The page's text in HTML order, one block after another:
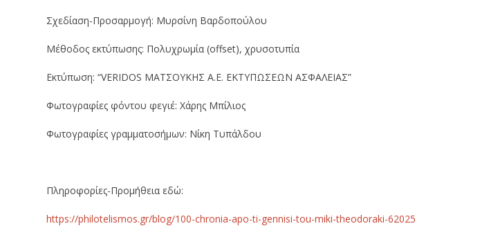
Σχεδίαση-Προσαρμογή: Μυρσίνη Βαρδοπούλου
Μέθοδος εκτύπωσης: Πολυχρωμία (οffset), χρυσοτυπία
Εκτύπωση: “VERIDOS ΜΑΤΣΟΥΚΗΣ Α.Ε. ΕΚΤΥΠΩΣΕΩΝ ΑΣΦΑΛΕΙΑΣ”
Φωτογραφίες φόντου φεγιέ: Χάρης Μπίλιος
Φωτογραφίες γραμματοσήμων: Νίκη Τυπάλδου
Πληροφορίες-Προμήθεια εδώ:
https://philotelismos.gr/blog/100-chronia-apo-ti-gennisi-tou-miki-theodoraki-62025